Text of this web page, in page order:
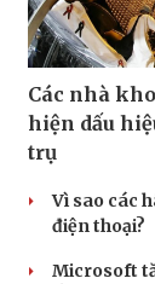
Các nhà
hiện dấu
trụ
Vì sao các
điện thoại?
Microsoft